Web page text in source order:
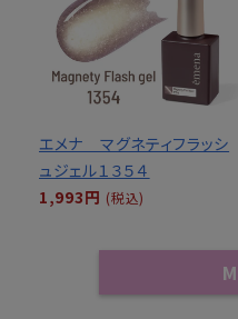
エメナ マグネティフラッシ
ュジェル１３５４
1,993円 (税込)